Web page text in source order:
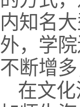
内知名
外，学
不断增
在文